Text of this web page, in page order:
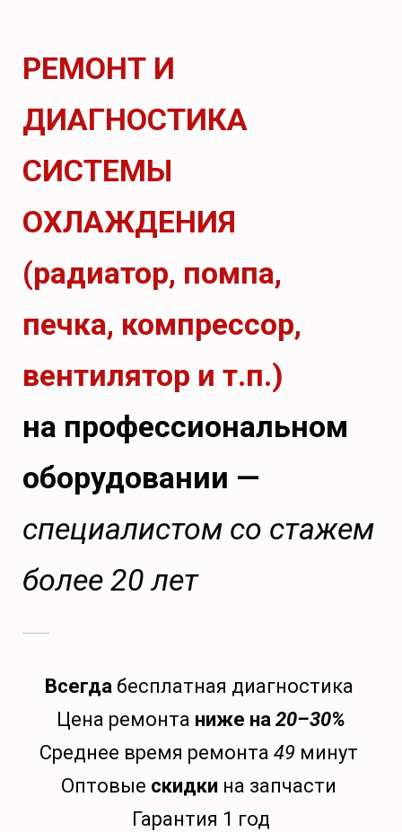
РЕМОНТ И
ДИАГНОСТИКА
СИСТЕМЫ
ОХЛАЖДЕНИЯ
(радиатор, помпа,
печка, компрессор,
вентилятор и т.п.)
на профессиональном
оборудовании —
специалистом со стажем
более 20 лет
Всегдабесплатная диагностика
Цена ремонта ниже на 20–30%
Среднее время ремонта 49 минут
Оптовые скидки на запчасти
Гарантия 1 год